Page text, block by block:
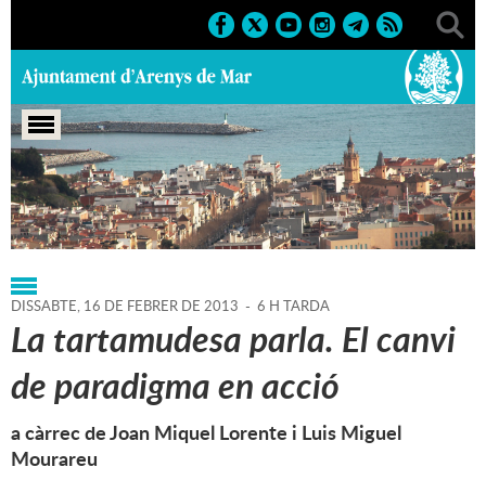
Portada > Regidories > Acció Social > Agenda > 16-02-2013
DISSABTE, 16 DE FEBRER DE 2013 - 6 H TARDA
La tartamudesa parla. El canvi
de paradigma en acció
a càrrec de Joan Miquel Lorente i Luis Miguel
Mourareu